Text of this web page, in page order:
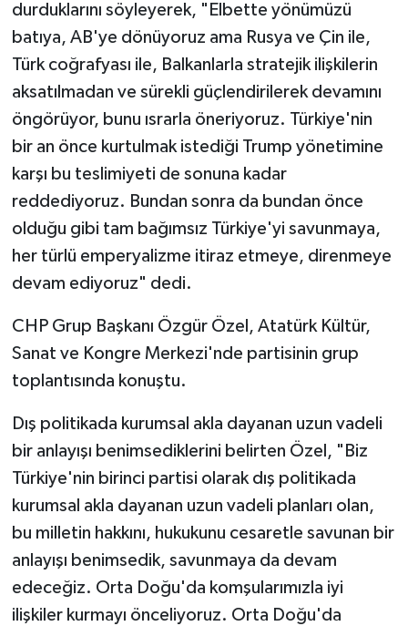
durduklarını söyleyerek, "Elbette yönümüzü
batıya, AB'ye dönüyoruz ama Rusya ve Çin ile,
Türk coğrafyası ile, Balkanlarla stratejik ilişkilerin
aksatılmadan ve sürekli güçlendirilerek devamını
öngörüyor, bunu ısrarla öneriyoruz. Türkiye'nin
bir an önce kurtulmak istediği Trump yönetimine
karşı bu teslimiyeti de sonuna kadar
reddediyoruz. Bundan sonra da bundan önce
olduğu gibi tam bağımsız Türkiye'yi savunmaya,
her türlü emperyalizme itiraz etmeye, direnmeye
devam ediyoruz" dedi.
CHP Grup Başkanı Özgür Özel, Atatürk Kültür,
Sanat ve Kongre Merkezi'nde partisinin grup
toplantısında konuştu.
Dış politikada kurumsal akla dayanan uzun vadeli
bir anlayışı benimsediklerini belirten Özel, "Biz
Türkiye'nin birinci partisi olarak dış politikada
kurumsal akla dayanan uzun vadeli planları olan,
bu milletin hakkını, hukukunu cesaretle savunan bir
anlayışı benimsedik, savunmaya da devam
edeceğiz. Orta Doğu'da komşularımızla iyi
ilişkiler kurmayı önceliyoruz. Orta Doğu'da
YAŞAM
KÜLTÜR SANAT